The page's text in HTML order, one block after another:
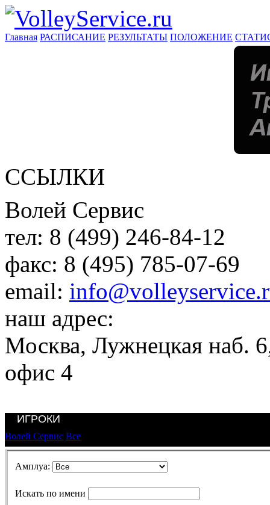
Главная РАСПИСАНИЕ РЕЗУЛЬТАТЫ ПОЛОЖЕНИЕ
ССЫЛКИ
Волей Сервис
тел: 8 (499) 246-84-12
факс: 8 (495) 785-07-69
email:
наш адрес:
Москва, Лужнецкая наб.
офис 4
ИГРОКИ
Волей Сервис Все
Амплуа:
Искать по имени